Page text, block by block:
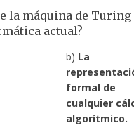
la máquina de Turing
actual?
b) La
formal de
cualquier
algorítmico.